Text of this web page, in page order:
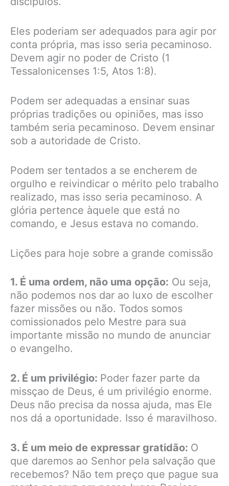
Eles poderiam ser adequados para agir por
conta própria, mas isso seria pecaminoso.
Devem agir no poder de Cristo (1
Tessalonicenses 1:5, Atos 1:8).
Podem ser adequadas a ensinar suas
próprias tradições ou opiniões, mas isso
também seria pecaminoso. Devem ensinar
sob a autoridade de Cristo.
Podem ser tentados a se encherem de
orgulho e reivindicar o mérito pelo trabalho
realizado, mas isso seria pecaminoso. A
glória pertence àquele que está no
comando, e Jesus estava no comando.
Lições para hoje sobre a grande comissão
1. É uma ordem, não uma opção: Ou seja,
não podemos nos dar ao luxo de escolher
fazer missões ou não. Todos somos
comissionados pelo Mestre para sua
importante missão no mundo de anunciar
o evangelho.
2. É um privilégio: Poder fazer parte da
missçao de Deus, é um privilégio enorme.
Deus não precisa da nossa ajuda, mas Ele
nos dá a oportunidade. Isso é maravilhoso.
3. É um meio de expressar gratidão: O
que daremos ao Senhor pela salvação que
recebemos? Não tem preço que pague sua